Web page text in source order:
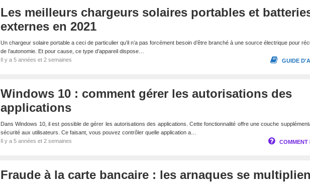
Les meilleurs chargeurs solaires portables et
externes en 2021
Un chargeur solaire portable a ceci de particulier qu’il n’a pas forcément besoin d’être branché à une source électrique pour
de l’autonomie. Et pour cause, ce type d’appareil dispose…
Il y a 5 années et 2 semaines
GUIDE
Windows 10 : comment gérer les autorisations des
applications
Dans Windows 10, il est possible de gérer les autorisations des applications. Cette fonctionnalité offre une couche
sécurité aux utilisateurs. Ce faisant, vous pouvez contrôler quelle application a…
Il y a 5 années et 2 semaines
COMMENT
Fraude à la carte bancaire : les arnaques se